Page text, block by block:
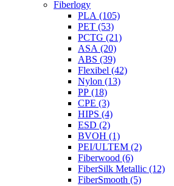
Fiberlogy
PLA (105)
PET (53)
PCTG (21)
ASA (20)
ABS (39)
Flexibel (42)
Nylon (13)
PP (18)
CPE (3)
HIPS (4)
ESD (2)
BVOH (1)
PEI/ULTEM (2)
Fiberwood (6)
FiberSilk Metallic (12)
FiberSmooth (5)